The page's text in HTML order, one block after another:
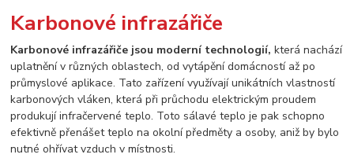
Karbonové infrazářiče
Karbonové infrazářiče jsou moderní technologií, která nachází
uplatnění v různých oblastech, od vytápění domácností až po
průmyslové aplikace. Tato zařízení využívají unikátních vlastností
karbonových vláken, která při průchodu elektrickým proudem
produkují infračervené teplo. Toto sálavé teplo je pak schopno
efektivně přenášet teplo na okolní předměty a osoby, aniž by bylo
nutné ohřívat vzduch v místnosti.